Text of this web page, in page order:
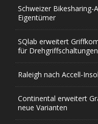
Schweizer Bikesharing-
Eigentümer
SQlab erweitert
für Drehgriffschaltungen
Raleigh nach Accell-
Continental erweitert
neue Varianten